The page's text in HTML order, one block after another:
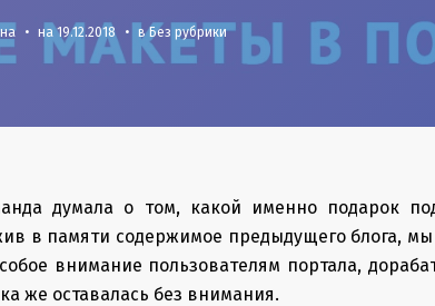
• на19.12.2018 • в Без рубрики
думала о том, какой именно подарок
в памяти содержимое предыдущего блога,
внимание пользователям портала,
же оставалась без внимания.